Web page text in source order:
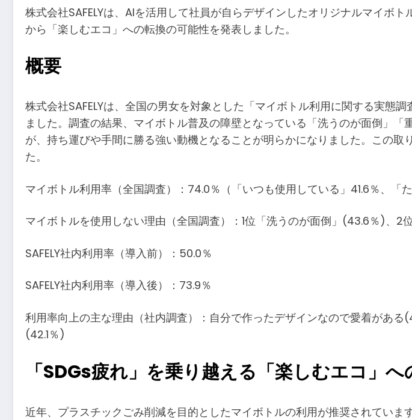
株式会社SAFELYは、AIを活用して社員が自らデザインしたオリジナルマイボ
から「楽しむエコ」への転換の可能性を発表しました。
概要
株式会社SAFELYは、全国の男女を対象とした「マイボトル利用に関する実態
ました。調査の結果、マイボトル普及の障壁となっている「洗うのが面倒」
が、持ち運びや手間に勝る強い動機となることが明らかになりました。この
た。
マイボトル利用率（全国調査）：74.0％（「いつも使用している」41.6％、「
マイボトルを使用しない理由（全国調査）：1位「洗うのが面倒」(43.6％)、2
SAFELY社内利用率（導入前）：50.0％
SAFELY社内利用率（導入後）：73.9％
利用率向上の主な理由（社内調査）：自分で作ったデザインなので愛着があ
(42.1％)
「SDGs疲れ」を乗り越える「楽しむエコ」へ
近年、プラスチックごみ削減を目的としたマイボトルの利用が推奨されてい